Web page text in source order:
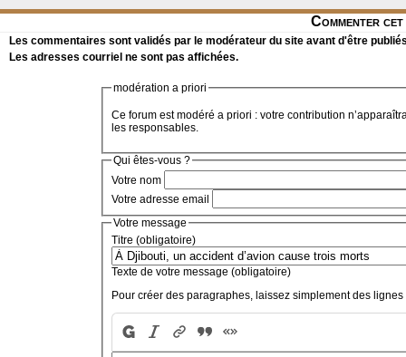
Commenter
Les commentaires sont validés par le modérateur du site avant d'être
Les adresses courriel ne sont pas affichées.
modération a priori
Ce forum est modéré a priori : votre contribution
les responsables.
Qui êtes-vous ?
Votre nom
Votre adresse email
Votre message
Titre (obligatoire)
Texte de votre message (obligatoire)
Pour créer des paragraphes, laissez simplement des lignes